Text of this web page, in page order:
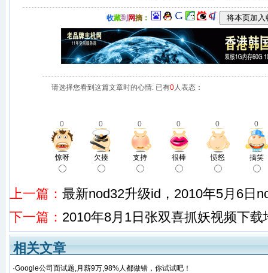
收藏到 网摘：
请选择您看到这篇文章时的心情: 已有0人表态：
0 0 0 0 0 0
惊呀 欠揍 支持 很棒 愤怒 搞笑
上一篇： 最新nod32升级id，2010年5月6日
下一篇： 2010年8月1日张双喜抓妖视频下载
相关文章
·Google公司面试题,月薪9万,98%人都做错，你试试吧！